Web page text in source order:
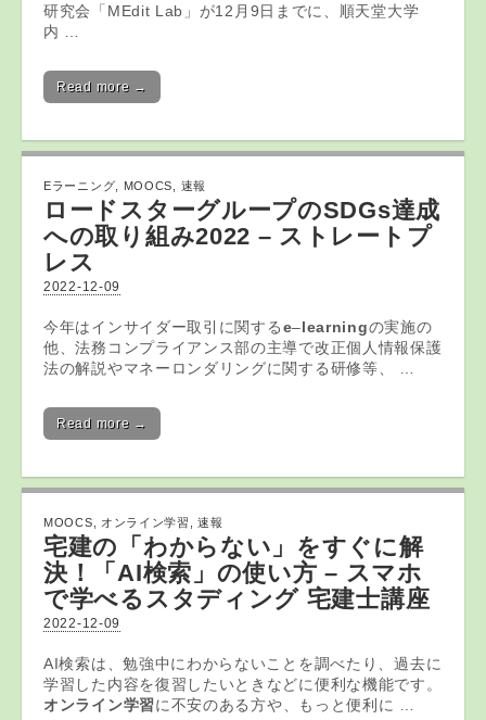
研究会「MEdit Lab」が12月9日までに、順天堂大学
内 …
Read more →
Eラーニング MOOCS 速報
ロードスターグループのSDGs達成
への取り組み2022 – ストレートプ
レス
2022-12-09
今年はインサイダー取引に関するe–learningの実施の
他、法務コンプライアンス部の主導で改正個人情報保護
法の解説やマネーロンダリングに関する研修等、 …
Read more →
MOOCS オンライン学習 ,速報
宅建の「わからない」をすぐに解
決！「AI検索」の使い方 – スマホ
で学べるスタディング 宅建士講座
2022-12-09
AI検索は、勉強中にわからないことを調べたり、過去に
学習した内容を復習したいときなどに便利な機能です。
オンライン学習に不安のある方や、もっと便利に …